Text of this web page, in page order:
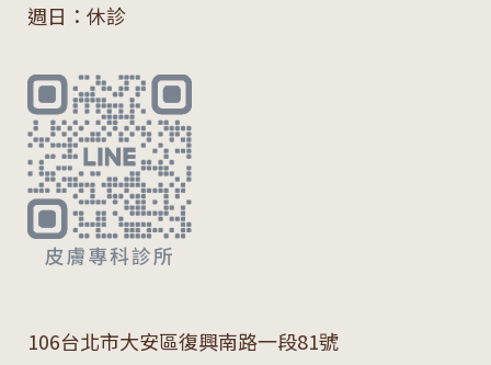
週日：休診
106台北市大安區復興南路一段81號